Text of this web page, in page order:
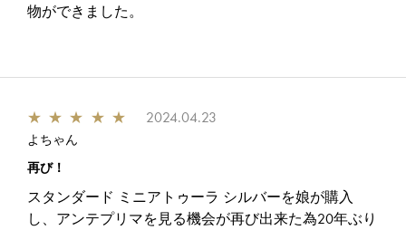
物ができました。
★ ★ ★ ★ ★ 2024.04.23
よちゃん
再び！
スタンダード ミニアトゥーラ シルバーを娘が購入
し、アンテプリマを見る機会が再び出来た為20年ぶり